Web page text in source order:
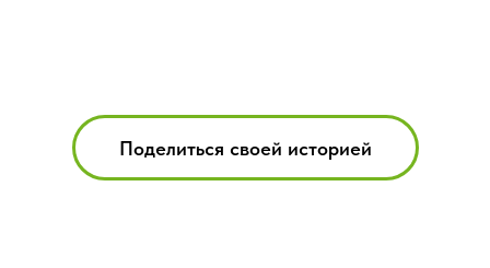
Поделиться своей историей